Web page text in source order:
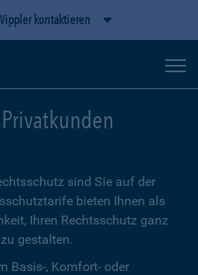
kontaktieren
sind Sie auf der
bieten Ihnen als
Ihren Rechtsschutz ganz
gestalten.
Basis-, Komfort- oder